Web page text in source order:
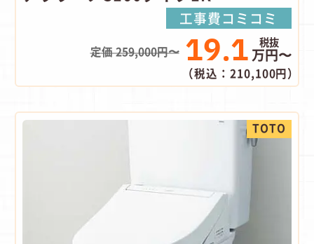
工事費コミコミ
定価 259,000円〜 19.1万円〜
（税込：210,100円）
TOTO